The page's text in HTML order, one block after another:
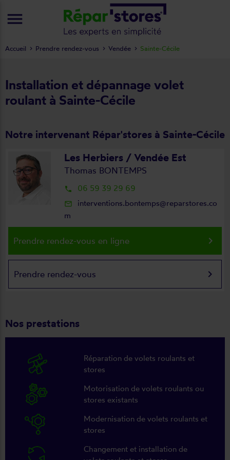
Installation et dépannage volet
roulant à Sainte-Cécile
Notre intervenant Répar'stores à Sainte-Cécile
Les Herbiers / Vendée Est
Thomas BONTEMPS
local_phone 06 59 39 29 69
mail_outline
interventions.bontemps@reparstores.co
m
Prendre rendez-vous en ligne keyboard_arrow_right
Prendre rendez-vous keyboard_arrow_right
Nos prestations
Réparation de volets roulants et
stores
Motorisation de volets roulants ou
stores existants
Modernisation de volets roulants et
stores
Changement et installation de
Accueil Prendre rendez-vous Vendée Sainte-Cécile
menu